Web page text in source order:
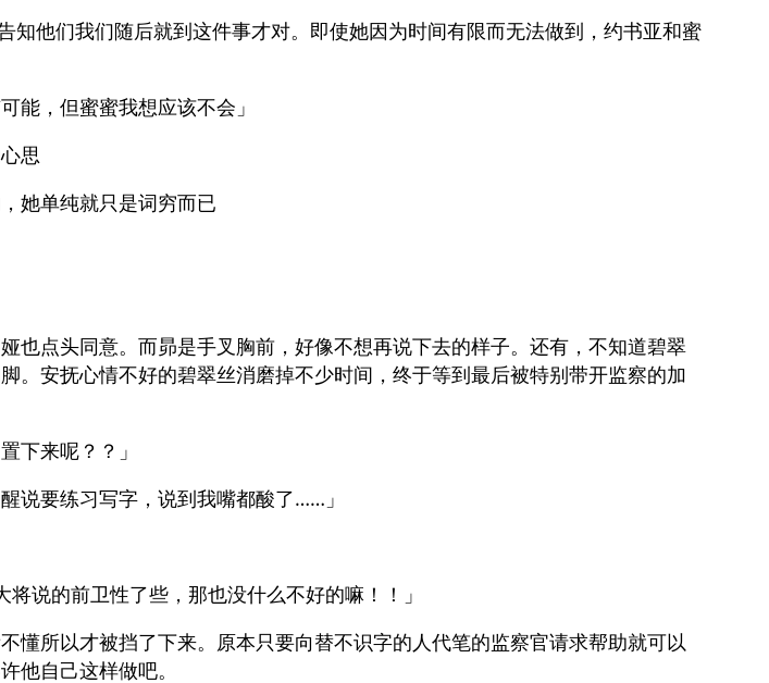
知他们我们随后就到这件事才对。即使她因为时间有限而无法做到，约书亚和蜜
能，但蜜蜜我想应该不会」
思
她单纯就只是词穷而已
也点头同意。而昴是手叉胸前，好像不想再说下去的样子。还有，不知道碧翠
。安抚心情不好的碧翠丝消磨掉不少时间，终于等到最后被特别带开监察的加
下来呢？？」
说要练习写字，说到我嘴都酸了……」
说的前卫性了些，那也没什么不好的嘛！！」
懂所以才被挡了下来。原本只要向替不识字的人代笔的监察官请求帮助就可以
他自己这样做吧。